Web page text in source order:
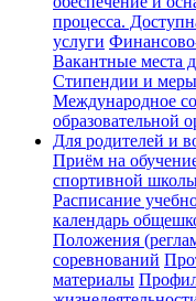
процесса.
услуги
Вакантные места
Стипендии и
Международное
образовательной
Для родителей и
Приём на
спортивной
Расписание
календарь
Положения
соревнований
материалы